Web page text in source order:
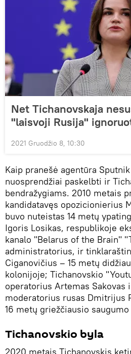
Net Tichanovskaja
"laisvoji Rusija"
2021 Gruodžio 8, 10:30
Kaip pranešė agentūra
nuosprendžiai paskelbti ir
bendražygiams. 2010 metais
kandidatavęs opozicionierius
buvo nuteistas 14 metų
Igoris Losikas, respublikoje
kanalo "Belarus of the Brain"
administratorius, ir
Ciganovičius – 15 metų
kolonijoje; Tichanovskio
operatorius Artemas
moderatorius rusas Dmitrijus
16 metų griežčiausio
Tichanovskio byla
2020 metais Tichanovskis